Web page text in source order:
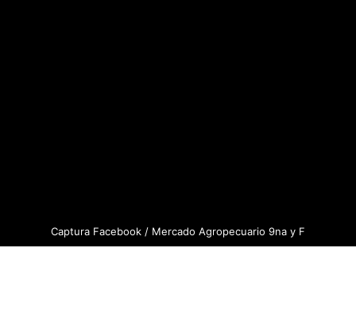
Captura Facebook / Mercado Agropecuario 9na y F